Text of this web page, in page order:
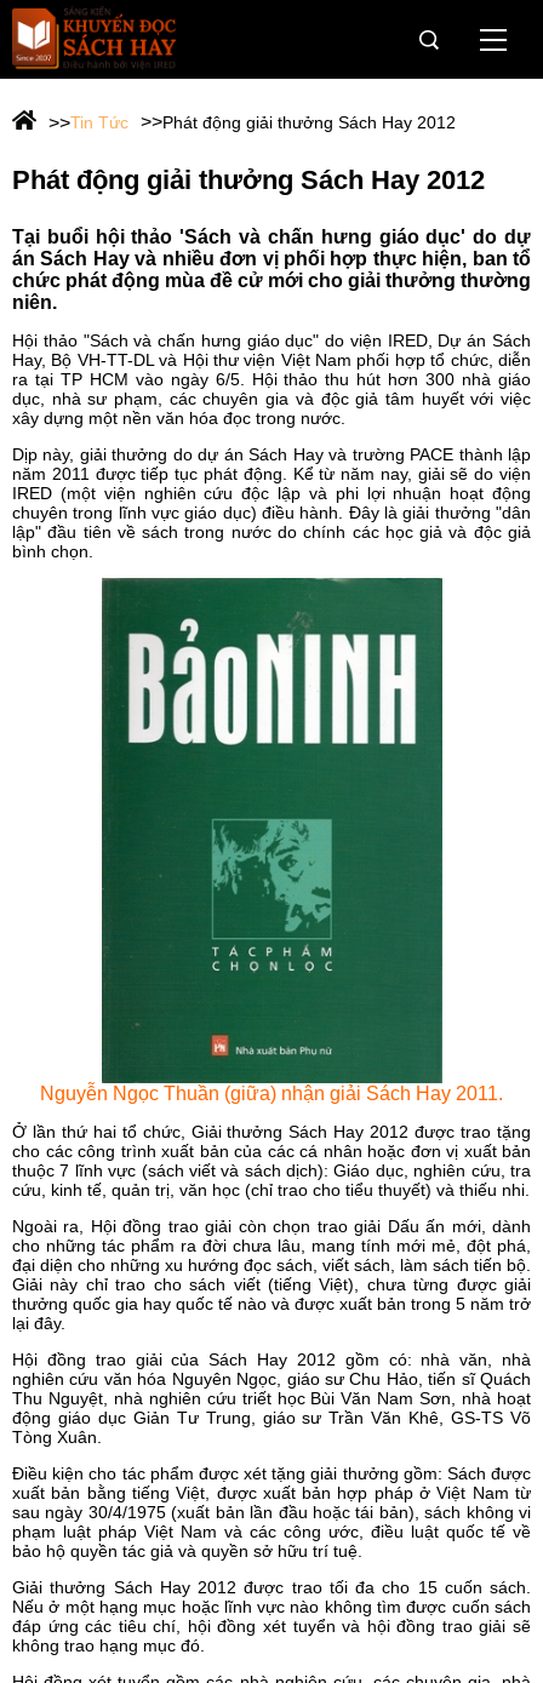
Trang Chủ
OneBook
Câu chuyện dân trí cho vùng khó
Hành trình Onebook
Tin tức & Sự kiện
Tài trợ
Web Viện IRED
Tin Tức Phát động giải thưởng Sách Hay 2012
Phát động giải thưởng Sách Hay 2012
Tại buổi hội thảo 'Sách và chấn hưng giáo dục' do dự
án Sách Hay và nhiều đơn vị phối hợp thực hiện, ban tổ
chức phát động mùa đề cử mới cho giải thưởng thường
niên.
Hội thảo "Sách và chấn hưng giáo dục" do viện IRED, Dự án Sách
Hay, Bộ VH-TT-DL và Hội thư viện Việt Nam phối hợp tổ chức, diễn
ra tại TP HCM vào ngày 6/5. Hội thảo thu hút hơn 300 nhà giáo
dục, nhà sư phạm, các chuyên gia và độc giả tâm huyết với việc
xây dựng một nền văn hóa đọc trong nước.
Dịp này, giải thưởng do dự án Sách Hay và trường PACE thành lập
năm 2011 được tiếp tục phát động. Kể từ năm nay, giải sẽ do viện
IRED (một viện nghiên cứu độc lập và phi lợi nhuận hoạt động
chuyên trong lĩnh vực giáo dục) điều hành. Đây là giải thưởng "dân
lập" đầu tiên về sách trong nước do chính các học giả và độc giả
bình chọn.
Nguyễn Ngọc Thuần (giữa) nhận giải Sách Hay 2011.
Ở lần thứ hai tổ chức, Giải thưởng Sách Hay 2012 được trao tặng
cho các công trình xuất bản của các cá nhân hoặc đơn vị xuất bản
thuộc 7 lĩnh vực (sách viết và sách dịch): Giáo dục, nghiên cứu, tra
cứu, kinh tế, quản trị, văn học (chỉ trao cho tiểu thuyết) và thiếu nhi.
Ngoài ra, Hội đồng trao giải còn chọn trao giải Dấu ấn mới, dành
cho những tác phẩm ra đời chưa lâu, mang tính mới mẻ, đột phá,
đại diện cho những xu hướng đọc sách, viết sách, làm sách tiến bộ.
Giải này chỉ trao cho sách viết (tiếng Việt), chưa từng được giải
thưởng quốc gia hay quốc tế nào và được xuất bản trong 5 năm trở
lại đây.
Hội đồng trao giải của Sách Hay 2012 gồm có: nhà văn, nhà
nghiên cứu văn hóa Nguyên Ngọc, giáo sư Chu Hảo, tiến sĩ Quách
Thu Nguyệt, nhà nghiên cứu triết học Bùi Văn Nam Sơn, nhà hoạt
động giáo dục Giản Tư Trung, giáo sư Trần Văn Khê, GS-TS Võ
Tòng Xuân.
Điều kiện cho tác phẩm được xét tặng giải thưởng gồm: Sách được
xuất bản bằng tiếng Việt, được xuất bản hợp pháp ở Việt Nam từ
sau ngày 30/4/1975 (xuất bản lần đầu hoặc tái bản), sách không vi
phạm luật pháp Việt Nam và các công ước, điều luật quốc tế về
bảo hộ quyền tác giả và quyền sở hữu trí tuệ.
Giải thưởng Sách Hay 2012 được trao tối đa cho 15 cuốn sách.
Nếu ở một hạng mục hoặc lĩnh vực nào không tìm được cuốn sách
đáp ứng các tiêu chí, hội đồng xét tuyển và hội đồng trao giải sẽ
không trao hạng mục đó.